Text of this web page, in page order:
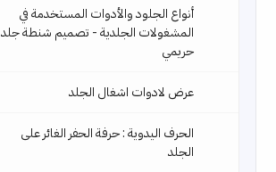
أنواع الجلود والأدوات المستخدمة في
المشغولات الجلدية - تصميم شنطة جلد
حريمي
عرض لادوات اشغال الجلد
الحرف اليدوية : حرفة الحفر الغائر على
الجلد